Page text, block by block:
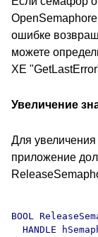
ошибке
можете
XE
Увеличение
Для
приложение
BOOL
HANDLE